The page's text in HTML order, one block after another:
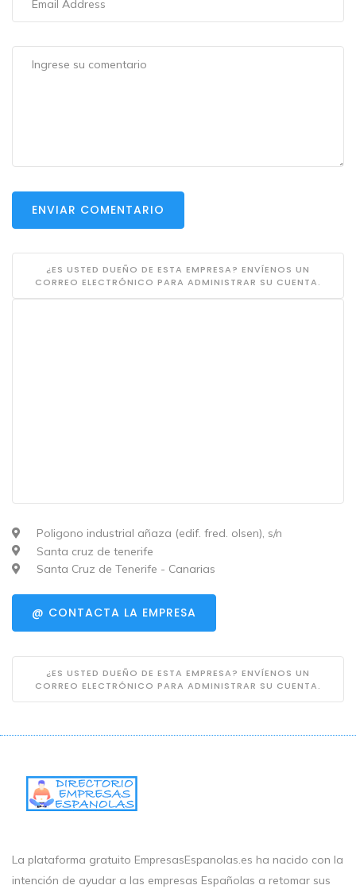
ENVIAR COMENTARIO
¿ES USTED DUEÑO DE ESTA EMPRESA? ENVÍENOS UN
CORREO ELECTRÓNICO PARA ADMINISTRAR SU CUENTA.
Poligono industrial añaza (edif. fred. olsen), s/n
Santa cruz de tenerife
Santa Cruz de Tenerife - Canarias
@ CONTACTA LA EMPRESA
¿ES USTED DUEÑO DE ESTA EMPRESA? ENVÍENOS UN
CORREO ELECTRÓNICO PARA ADMINISTRAR SU CUENTA.
La plataforma gratuito EmpresasEspanolas.es ha nacido con la
intención de ayudar a las empresas Españolas a retomar sus